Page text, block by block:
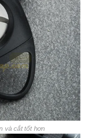
và cắt tốt hơn